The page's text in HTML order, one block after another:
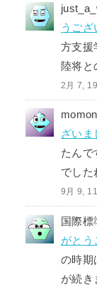
うござ
方支援
陸将
2月 7,
ざいま
たんで
でし
9月 9,
国際標
がとう
の時期
が続